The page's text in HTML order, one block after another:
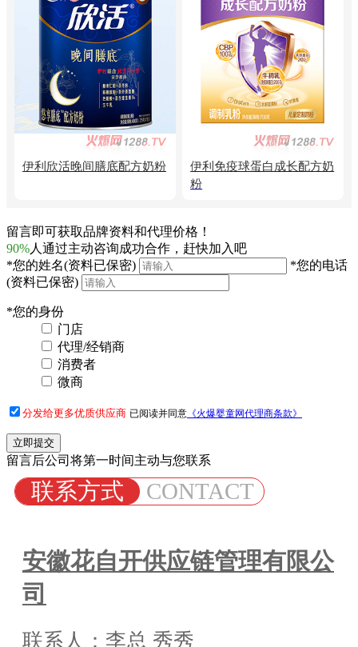
伊利欣活晚间膳底配方奶粉
伊利免疫球蛋白成长配方奶
粉
留言即可获取品牌资料和代理价格！
90%人通过主动咨询成功合作，赶快加入吧
*您的姓名(资料已保密) *您的电话
(资料已保密)
*您的身份
门店
代理/经销商
消费者
微商
分发给更多优质供应商 已阅读并同意 《火爆婴童网代理商条款》
留言后公司将第一时间主动与您联系
联系方式 CONTACT
安徽花自开供应链管理有限公
司
联系人：李总 秀秀